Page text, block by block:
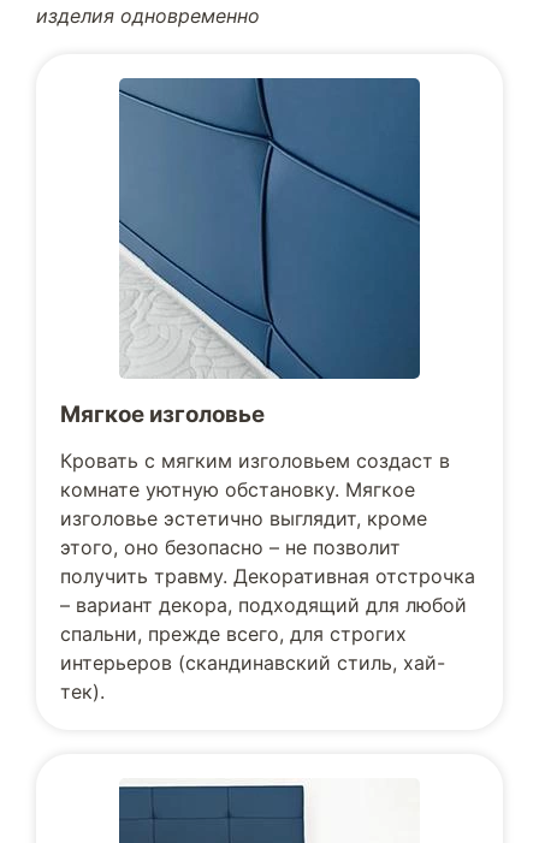
изделия одновременно
Мягкое изголовье
Кровать с мягким изголовьем создаст в
комнате уютную обстановку. Мягкое
изголовье эстетично выглядит, кроме
этого, оно безопасно – не позволит
получить травму. Декоративная отстрочка
– вариант декора, подходящий для любой
спальни, прежде всего, для строгих
интерьеров (скандинавский стиль, хай-
тек).